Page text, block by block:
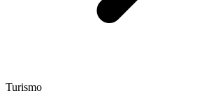
Turismo